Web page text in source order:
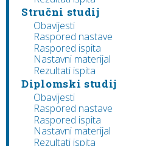
Stručni studij
Obavijesti
Raspored nastave
Raspored ispita
Nastavni materijal
Rezultati ispita
Diplomski studij
Obavijesti
Raspored nastave
Raspored ispita
Nastavni materijal
Rezultati ispita